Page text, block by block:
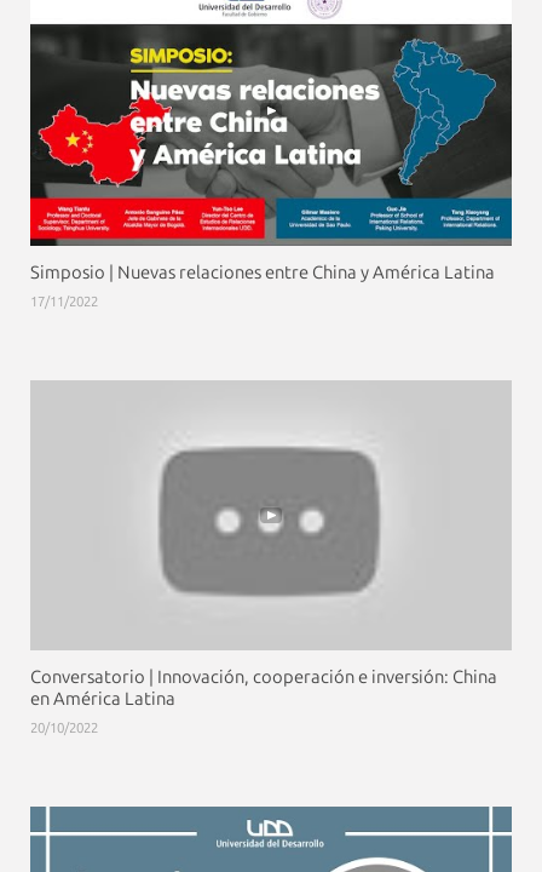
Simposio | Nuevas relaciones entre China y América Latina
17/11/2022
Conversatorio | Innovación, cooperación e inversión: China
en América Latina
20/10/2022